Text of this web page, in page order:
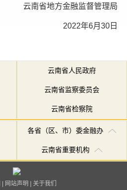
云南省地方金融监督管理局
2022年6月30日
云南省人民政府
云南省监察委员会
云南省检察院
各省（区、市）委金融办
云南省重要机构
| 网站声明 | 关于我们